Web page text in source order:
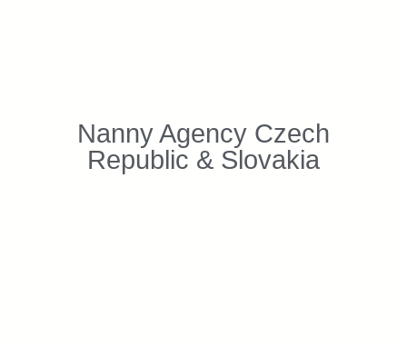
Nanny Agency Czech
Republic & Slovakia